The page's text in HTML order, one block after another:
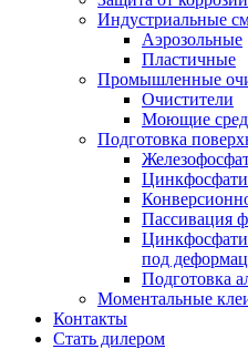
Индустриальные
Аэрозольные
Пластичные
Промышленные
Очистители
Моющие
Подготовка
Пассивация
под
Подготовка
Моментальные
Контакты
Стать дилером